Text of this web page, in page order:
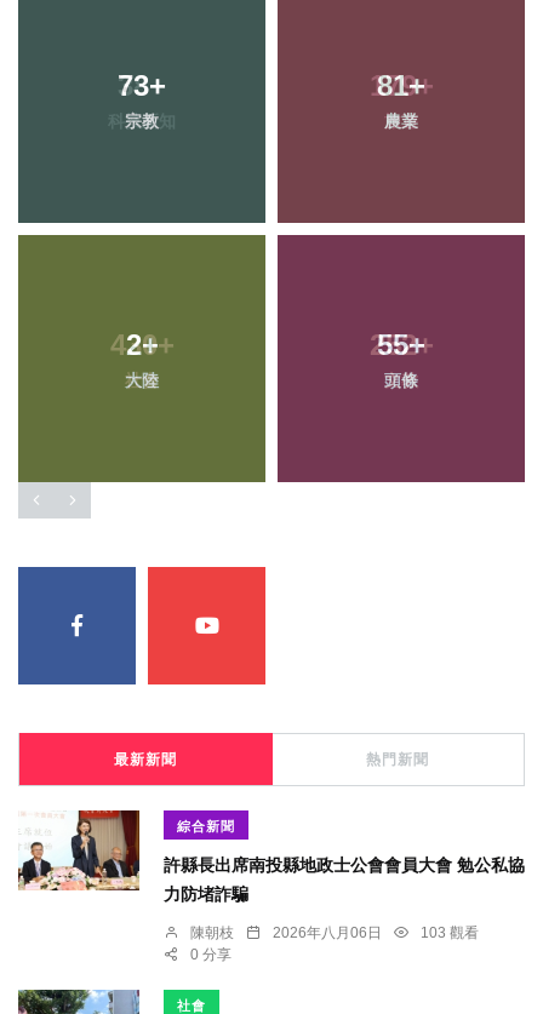
73+
宗教
81+
農業
2+
大陸
55+
頭條
最新新聞 熱門新聞
綜合新聞
許縣長出席南投縣地政士公會會員大會 勉公私協
力防堵詐騙
陳朝枝 2026年八月06日
103 觀看
0 分享
社會